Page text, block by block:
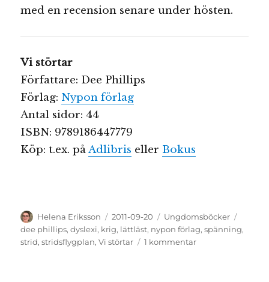
med en recension senare under hösten.
Vi störtar
Författare: Dee Phillips
Förlag: Nypon förlag
Antal sidor: 44
ISBN: 9789186447779
Köp: t.ex. påAdlibris eller Bokus
Författare
Helena Eriksson
Publicerat
den
2011-09-20 Kategorier
Ungdomsböcker
dee phillips,dyslexi, krig, lättläst, nypon förlag,spänning,
strid,stridsflygplan,Vi störtar 1 kommentartill